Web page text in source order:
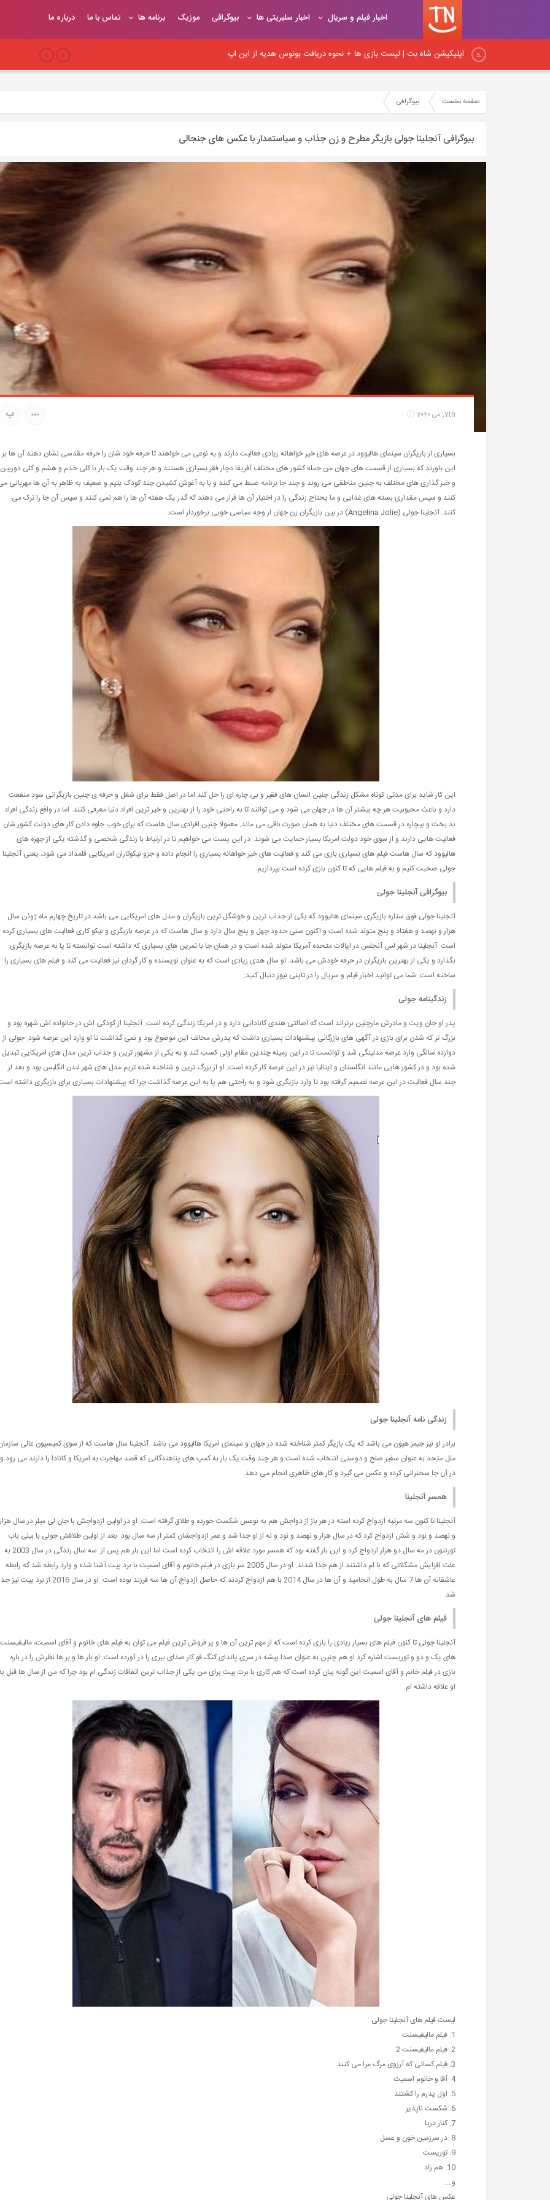
اخبار فیلم و سریال اخبار سلبریتی ها بیوگرافی موزیک برنامه ها تماس با ما درباره ما
اپلیکیشن شاه بت | لیست بازی ها + نحوه دریافت بونوس هدیه از این اپ
نکات اساسی لینک‌سازی در داخلی: راهنمای جامع برای بهبود سئو وب‌سایت
نکات مهم لینک‌سازی داخلی و آموزش اصول و روش‌های صحیح
اصول و قواعد اساسی لینک‌سازی: راهنمای کامل برای ایجاد پیوندهای موثر
صفحه نخست بیوگرافی
بیوگرافی آنجلینا جولی بازیگر مطرح و زن جذاب و سیاستمدار با عکس های جنجالی
7th, می 2020 ب
بسیاری از بازیگران سینمای هالیوود در عرصه های خیر خواهانه زیادی فعالیت دارند و به نوعی می خواهند تا حرفه خود شان را حرفه مقدسی نشان دهند آن ها بر
این باورند که بسیاری از قسمت های جهان من جمله کشور های مختلف آفریقا دچار فقر بسیازی هستند و هر چند وقت یک بار با کلی خدم و هشم و کلی دوربین
و خبر گذاری های مختلف به چنین مناطقی می روند و چند جا برنامه ضبط می کنند و با به آغوش کشیدن چند کودک یتیم و ضعیف به ظاهر به آن ها مهربانی
کنند و سپس مقداری بسته های غذایی و ما یحتاج زندگی را در اختیار آن ها قرار می دهند که گذر یک هفته آن ها را هم نمی کنند و سپس آن جا را ترک می
کنند. آنجلینا جولی (Angelina Jolie) در بین بازیگران زن جهان از وجه سیاسی خوبی برخوردار است.
این کار شاید برای مدتی کوتاه مشکل زندگی چنین انسان های فقیر و بی چاره ای را حل کند اما در اصل فقط برای شغل و حرفه ی چنین بازیگرانی سود منفعت
دارد و باعث محبوبیت هر چه بیشتر آن ها در جهان می شود و می توانند تا به راحتی خود را از بهترین و خیر ترین افراد دنیا معرفی کنند. اما در واقع زندگی افراد
بد بخت و بیچاره در قسمت های مختلف دنیا به همان صورت باقی می ماند. معمولا چنین افرادی سال هاست که برای خوب جلوه دادن کار های دولت کشور شان
فعالیت هایی دارند و از سوی خود دولت امریکا بسیار حمایت می شوند. در این پست می خواهیم تا در ارتباط با زندگی شخصی و گذشته یکی از چهره های
هالیوود که سال هاست فیلم های بسیاری بازی می کند و فعالیت های خیر خواهانه بسیاری را انجام داده و جزو نیکوکاران امریکایی قلمداد می شود، یعنی آنجلینا
جولی صحبت کنیم و به فیلم هایی که تا کنون بازی کرده است بپردازیم.
بیوگرافی آنجلینا جولی
آنجلینا جولی فوق ستاره بازیگری سینمای هالیوود که یکی از جذاب ترین و خوشگل ترین بازیگران و مدل های امریکایی می باشد در تاریخ چهارم ماه ژوئن سال
هزار و نهصد و هفتاد و پنج متولد شده است و اکنون سنی حدود چهل و پنج سال دارد و سال هاست که در عرصه بازیگری و نیکو کاری فعالیت های بسیاری کرده
است. آنجلینا در شهر لس آنجلس در ایالات متحده آمریکا متولد شده است و در همان جا با تمرین های بسیاری که داشته است توانسته تا پا به عرصه بازیگری
بگذارد و یکی از بهترین بازیگران در حرفه خودش می باشد. او سال هدی زیادی است که به عنوان نویسنده و کار گردان نیز فعالیت می کند و فیلم های بسیاری را
ساخته است. شما می توانید اخبار فیلم و سریال را درتاینی نیوزدنبال کنید.
زندگینامه جولی
پدر او جان ویت و مادرش مارچلین برتراند است که اصالتی هندی کانادایی دارد و در امریکا زندگی کرده است. آنجلینا از کودکی اش در خانواده اش شهره بود و
بزرگ تر که شدن برای بازی در آگهی های بازرگانی پیشنهادات بسیاری داشت که پدرش مخالف این موضوع بود و نمی گذاشت تا او وارد این عرصه شود. جولی از
دوازده سالگی وارد عرصه مدلینگی شد و توانست تا در این زمینه چندین مقام اولی کسب کند و به یکی از مشهور ترین و جذاب ترین مدل های امریکایی تبدیل
شده بود و در کشور هایی مانند انگلستان و ایتالیا نیز در این عرصه کار کرده است. او از بزرگ ترین و شناخته شده تریم مدل های شهر لندن انگلیس بود و بعد از
چند سال فعالیت در این عرصه تصمیم گرفته بود تا وارد بازیگری شود و به راحتی هم پا به این عرصه گذاشت چرا که پیشنهادات بسیاری برای بازیگری داشته
زندگی نامه آنجلینا جولی
برادر او نیز جیمز هیون می باشد که یک بازیگر کمتر شناخته شده در جهان و سینمای امریکا هالیوود می باشد. آنجلینا سال هاست که از سوی کمیسیون عالی
ملل متحد به عنوان سفیر صلح و دوستی انتخاب شده است و هر چند وقت یک بار به کمپ های پناهندگانی که قصد مهاجرت به امریکا و کانادا را دارند می رود و
در آن جا سخنرانی کرده و عکس می گیرد و کار های ظاهری انجام می دهد.
همسر آنجلینا
آنجلینا تا کنون سه مرتبه ازدواج کرده استه در هر باز از دواجش هم به نوعس شکست خورده و طلاق گرفته است. او در اولین ازدواجش با جان لی میلر در سال هزار
و نهصد و نود و شش ازدواج کرد که در سال هزار و نهصد و نود و نه از او جدا شد و عمر ازدواجشان کمتر از سه سال بود. بعد از اولین طلاقش جولی با بیلی باب
تورنتون در مه سال دو هزار ازدواج کرد و این بار گفته بود که همسر مورد علاقه اش را انتخاب کرده است اما این بار هم پس از سه سال زندگی در سال 2003 به
علت افزایش مشکلاتی که با ام داشتند از هم جدا شدند. او در سال 2005 سر بازی در فیلم خانوم و آقای اسمیت با برد پیت آشنا شده و وارد رابطه شد که رابطه
عاشقانه آن ها 7 سال به طول انجامید و آن ها در سال 2014 با هم ازدواج کردند که حاصل ازدواج آن ها سه فرزند بوده است. او در سال 2016 از برد
شد.
فیلم های آنجلینا جولی
آنجلینا جولی تا کنون فیلم های بسیار زیادی را بازی کرده است که از مهم ترین آن ها و پر فروش ترین فیلم می توان به فیلم های خانوم و آقای اسمیت، مالیفیسنت
های یک و دو و توریست اشاره کرد او هم چنین به عنوان صدا پیشه در سری پاندای کنگ فو کار صدای ببری را در آورده است. او بار ها و بر ها نظرش را در باره
بازی در فیلم خانم و آقای اسمیت این گونه بیان کرده است که هم کاری با برت پیت برای من یکی از جذاب ترین اتفاقات زندگی ام بود چرا که من از سال ها قبل
او علاقه داشته ام.
لیست فیلم های آنجلینا جولی
1. فیلم مالیفیسنت
2. فیلم مالیفیسنت 2
3. فیلم کسانی که آرزوی مرگ مرا می کنند
4. آقا و خانوم اسمیت
5. اول پدرم را کشتند
6. شکست ناپذیر
7. کنار دریا
8. در سرزمین خون و عسل
9. توریست
10. هم زاد
و….
عکس های آنجلینا جولی